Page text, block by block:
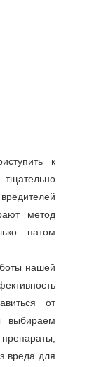
к
метод
патом
нашей
от
выбираем
вреда для